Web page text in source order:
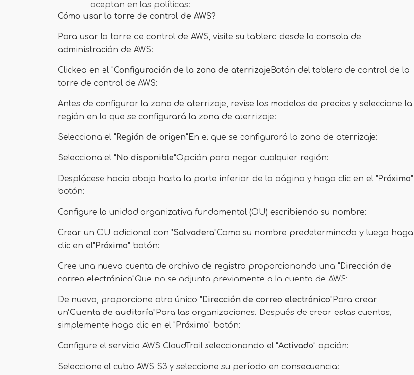
aceptan en las políticas:
Cómo usar la torre de control de AWS?
Para usar la torre de control de AWS, visite su tablero desde la consola de
administración de AWS:
Clickea en el "Configuración de la zona de aterrizaje Botón del tablero de control de la
torre de control de AWS:
Antes de configurar la zona de aterrizaje, revise los modelos de precios y seleccione la
región en la que se configurará la zona de aterrizaje:
Selecciona el "Región de origen"En el que se configurará la zona de aterrizaje:
Selecciona el "No disponible"Opción para negar cualquier región:
Desplácese hacia abajo hasta la parte inferior de la página y haga clic en el "Próximo"
botón:
Configure la unidad organizativa fundamental (OU) escribiendo su nombre:
Crear un OU adicional con "Salvadera"Como su nombre predeterminado y luego haga
clic en el"Próximo" botón:
Cree una nueva cuenta de archivo de registro proporcionando una "Dirección de
correo electrónico"Que no se adjunta previamente a la cuenta de AWS:
De nuevo, proporcione otro único "Dirección de correo electrónico"Para crear
un"Cuenta de auditoría"Para las organizaciones. Después de crear estas cuentas,
simplemente haga clic en el "Próximo" botón:
Configure el servicio AWS CloudTrail seleccionando el "Activado" opción:
Seleccione el cubo AWS S3 y seleccione su período en consecuencia: